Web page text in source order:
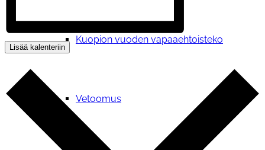
Kuopion vuoden vapaaehtoisteko
Vetoomus
Lisää kalenteriin